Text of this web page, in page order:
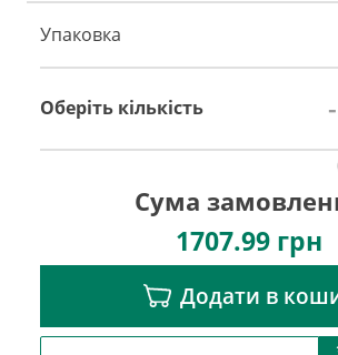
Упаковка
Оберіть кількість -
Сума
1707.99 грн
Додати в